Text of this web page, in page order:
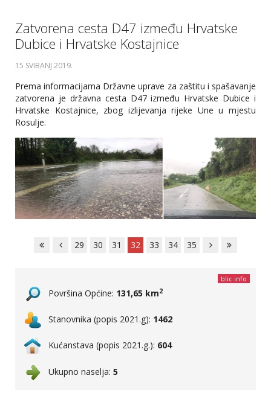
Zatvorena cesta D47 između Hrvatske
Dubice i Hrvatske Kostajnice
15 SVIBANJ 2019.
Prema informacijama Državne uprave za zaštitu i spašavanje
zatvorena je državna cesta D47 između Hrvatske Dubice i
Hrvatske Kostajnice, zbog izlijevanja rijeke Une u mjestu
Rosulje.
29 30 31 32 33 34 35
blic info
Površina Općine: 131,65 km2
Stanovnika (popis 2021.g): 1462
Kućanstava (popis 2021.g.): 604
Ukupno naselja: 5